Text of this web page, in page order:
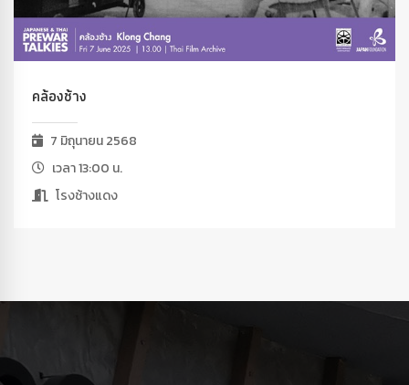
คล้องช้าง
7 มิถุนายน 2568
เวลา 13:00 น.
โรงช้างแดง